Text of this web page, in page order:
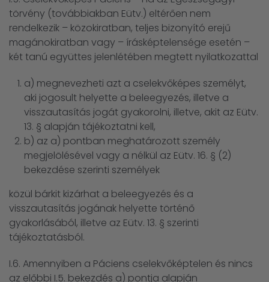
törvény (továbbiakban Eütv.) eltérően nem
rendelkezik – közokiratban, teljes bizonyító erejű
magánokiratban vagy – írásképtelensége esetén –
két tanú együttes jelenlétében megtett nyilatkozattal
a) megnevezheti azt a cselekvőképes személyt,
aki jogosult helyette a beleegyezés, illetve a
visszautasítás jogát gyakorolni, illetve, akit az Eütv.
13. § alapján tájékoztatni kell,
b) az a) pontban meghatározott személy
megjelölésével vagy a nélkül az Eütv. 16. § (2)
bekezdése szerinti személyek
közül bárkit kizárhat a beleegyezés és a
visszautasítás jogának helyette történő
gyakorlásából, illetve az Eütv. 13. § szerinti
tájékoztatásból.
I.6. Amennyiben a Páciens cselekvőképtelen és nincs
az előbbi I.5. bekezdés a) pontja alapján